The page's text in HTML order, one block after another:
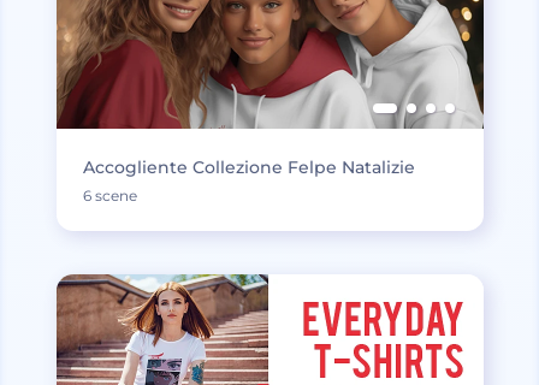
Accogliente Collezione Felpe Natalizie
6 scene